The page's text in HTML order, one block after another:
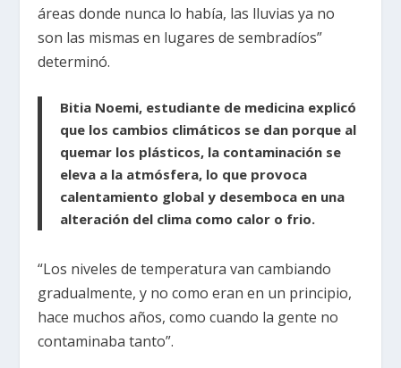
áreas donde nunca lo había, las lluvias ya no
son las mismas en lugares de sembradíos”
determinó.
Bitia Noemi, estudiante de medicina explicó
que los cambios climáticos se dan porque al
quemar los plásticos, la contaminación se
eleva a la atmósfera, lo que provoca
calentamiento global y desemboca en una
alteración del clima como calor o frio.
“Los niveles de temperatura van cambiando
gradualmente, y no como eran en un principio,
hace muchos años, como cuando la gente no
contaminaba tanto”.